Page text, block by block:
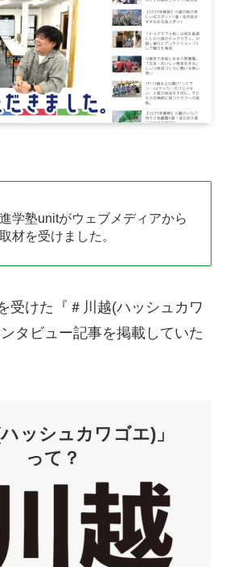
進学塾unitがウェブメディアから
取材を受けました。
受けた『＃川越(ハッシュカワ
タビュー記事を掲載していた
ハッシュカワゴエ)」
って？